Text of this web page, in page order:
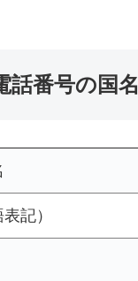
話番号の国
記）